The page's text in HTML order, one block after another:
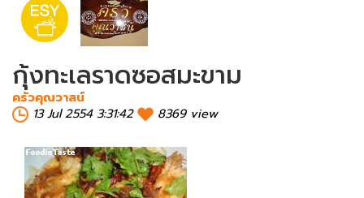
กุ้งทะเลราดซอสมะขาม
ครัวคุณวาสน์
13 Jul 2554 3:31:42
8369 view